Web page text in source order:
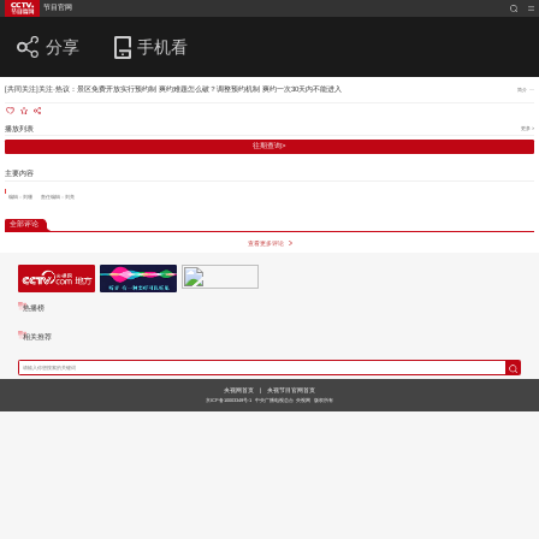
节目官网
分享 手机看
[共同关注]关注·热议：景区免费开放实行预约制 爽约难题怎么破？调整预约机制 爽约一次30天内不能进入 简介
播放列表 更多 >
往期查询>
主要内容
编辑：刘珊 责任编辑：刘亮
全部评论
查看更多评论
热播榜
相关推荐
央视网首页 | 央视节目官网首页
京ICP备10003349号-1 中央广播电视总台 央视网 版权所有